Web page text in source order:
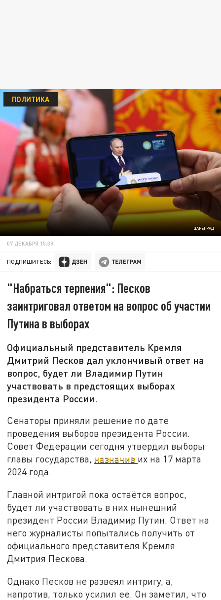
ЦАРЬГРАД
ПОЛИТИКА
07 ДЕКАБРЯ 15:39
ПОДПИШИТЕСЬ:
"Набраться терпения": Песков
заинтриговал ответом на вопрос об участии
Путина в выборах
Официальный представитель Кремля
Дмитрий Песков дал уклончивый ответ на
вопрос, будет ли Владимир Путин
участвовать в предстоящих выборах
президента России.
Сенаторы приняли решение по дате
проведения выборов президента России.
Совет Федерации сегодня утвердил выборы
главы государства, назначив их на 17 марта
2024 года.
Главной интригой пока остаётся вопрос,
будет ли участвовать в них нынешний
президент России Владимир Путин. Ответ на
него журналисты попытались получить от
официального представителя Кремля
Дмитрия Пескова.
Однако Песков не развеял интригу, а,
напротив, только усилил её. Он заметил, что